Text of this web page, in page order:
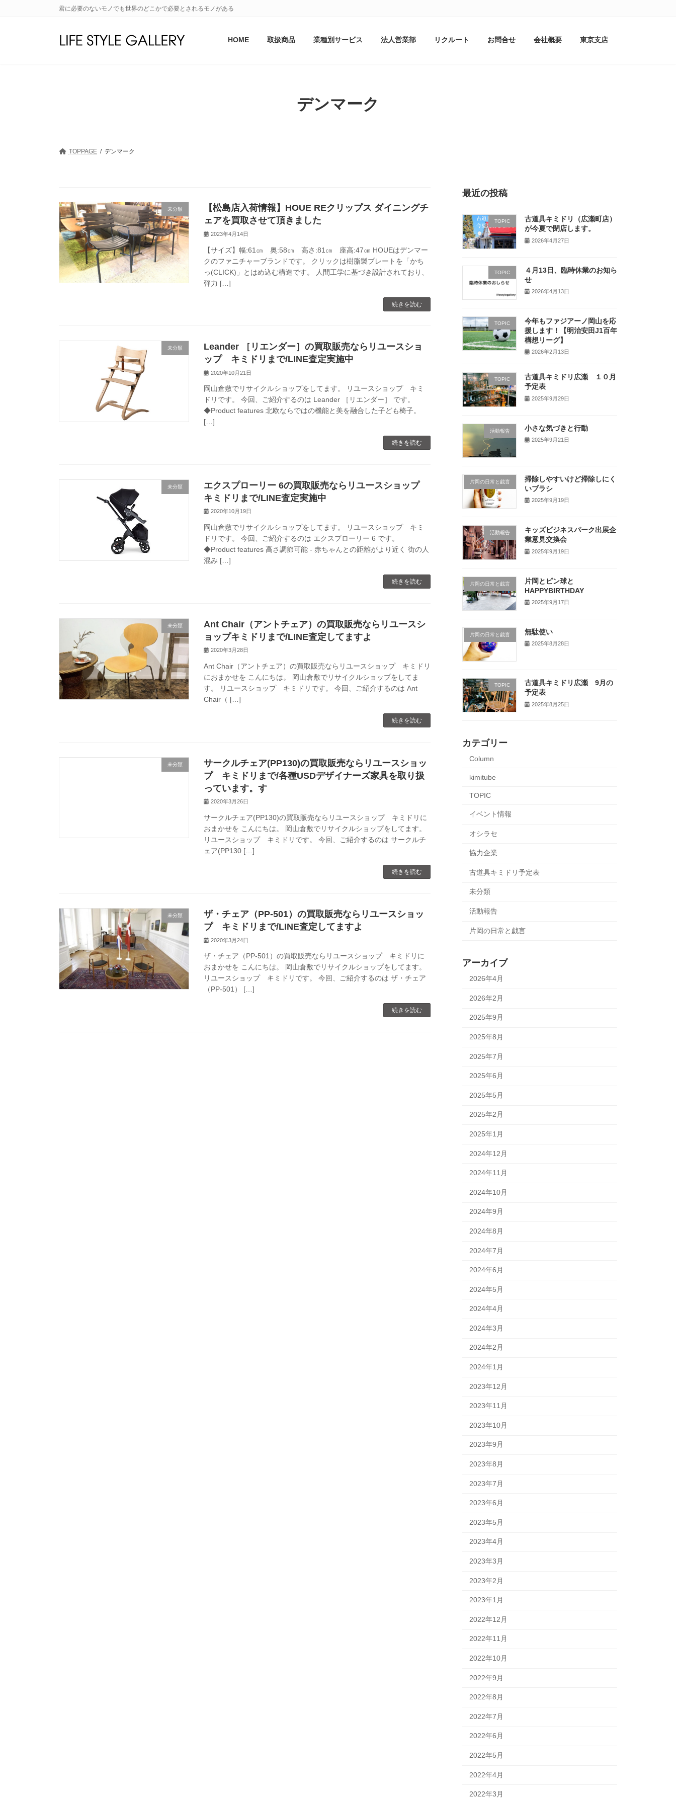
君に必要のないモノでも世界のどこかで必要とされるモノがある
HOME 取扱商品 業種別サービス 法人営業部 リクルート お問合せ 会社概要 東京支店
デンマーク
TOPPAGE デンマーク
未分類 【松島店入荷情報】 HOUE REクリップス ダイニングチ
ェアを買取させて頂きました
2023年4月14日
【サイズ】幅:61㎝ 奥:58㎝ 高さ:81㎝ 座高:47㎝ HOUEはデンマー
クのファニチャーブランドです。 クリックは樹脂製プレートを「かち
っ(CLICK)」とはめ込む構造です。 人間工学に基づき設計されており、
弾力 […]
続きを読む
未分類
Leander ［リエンダー］の買取販売ならリユースショ
ップ キミドリまで/LINE査定実施中
2020年10月21日
岡山倉敷でリサイクルショップをしてます。 リユースショップ キミ
ドリです。 今回、ご紹介するのは Leander ［リエンダー］ です。
◆Product features 北欧ならではの機能と美を融合した子ども椅子。
[…]
続きを読む
未分類
エクスプローリー 6の買取販売ならリユースショップ
キミドリまで/LINE査定実施中
2020年10月19日
岡山倉敷でリサイクルショップをしてます。 リユースショップ キミ
ドリです。 今回、ご紹介するのは エクスプローリー 6 です。
◆Product features 高さ調節可能 - 赤ちゃんとの距離がより近く 街の人
混み […]
続きを読む
未分類
Ant Chair（アントチェア）の買取販売ならリユースシ
ョップキミドリまで/LINE査定してますよ
2020年3月28日
Ant Chair（アントチェア）の買取販売ならリユースショップ キミドリ
におまかせを こんにちは。 岡山倉敷でリサイクルショップをしてま
す。 リユースショップ キミドリです。 今回、ご紹介するのは Ant
Chair（ […]
続きを読む
未分類
サークルチェア(PP130)の買取販売ならリユースショッ
プ キミドリまで/各種USDデザイナーズ家具を取り扱
っています。す
2020年3月26日
サークルチェア(PP130)の買取販売ならリユースショップ キミドリに
おまかせを こんにちは。 岡山倉敷でリサイクルショップをしてます。
リユースショップ キミドリです。 今回、ご紹介するのは サークルチ
ェア(PP130 […]
続きを読む
未分類
ザ・チェア（PP-501）の買取販売ならリユースショッ
プ キミドリまで/LINE査定してますよ
2020年3月24日
ザ・チェア（PP-501）の買取販売ならリユースショップ キミドリに
おまかせを こんにちは。 岡山倉敷でリサイクルショップをしてます。
リユースショップ キミドリです。 今回、ご紹介するのは ザ・チェア
（PP-501） […]
続きを読む
最近の投稿
TOPIC
古道具キミドリ（広瀬町店）
が今夏で閉店します。
2026年4月27日
TOPIC
４月13日、臨時休業のお知ら
せ
2026年4月13日
TOPIC
今年もファジアーノ岡山を応
援します！【明治安田J1百年
構想リーグ】
2026年2月13日
TOPIC
古道具キミドリ広瀬 １０月
予定表
2025年9月29日
活動報告 小さな気づきと行動
2025年9月21日
片岡の日常と戯言
掃除しやすいけど掃除しにく
いブラシ
2025年9月19日
活動報告
キッズビジネスパーク出展企
業意見交換会
2025年9月19日
片岡の日常と戯言
片岡とピン球と
HAPPYBIRTHDAY
2025年9月17日
片岡の日常と戯言 無駄使い
2025年8月28日
TOPIC
古道具キミドリ広瀬 9月の
予定表
2025年8月25日
カテゴリー
Column
kimitube
TOPIC
イベント情報
オシラセ
協力企業
古道具キミドリ予定表
未分類
活動報告
片岡の日常と戯言
アーカイブ
2026年4月
2026年2月
2025年9月
2025年8月
2025年7月
2025年6月
2025年5月
2025年2月
2025年1月
2024年12月
2024年11月
2024年10月
2024年9月
2024年8月
2024年7月
2024年6月
2024年5月
2024年4月
2024年3月
2024年2月
2024年1月
2023年12月
2023年11月
2023年10月
2023年9月
2023年8月
2023年7月
2023年6月
2023年5月
2023年4月
2023年3月
2023年2月
2023年1月
2022年12月
2022年11月
2022年10月
2022年9月
2022年8月
2022年7月
2022年6月
2022年5月
2022年4月
2022年3月